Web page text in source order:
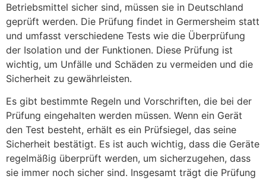
Betriebsmittel sicher sind, müssen sie in Deutschland
geprüft werden. Die Prüfung findet in Germersheim statt
und umfasst verschiedene Tests wie die Überprüfung
der Isolation und der Funktionen. Diese Prüfung ist
wichtig, um Unfälle und Schäden zu vermeiden und die
Sicherheit zu gewährleisten.
Es gibt bestimmte Regeln und Vorschriften, die bei der
Prüfung eingehalten werden müssen. Wenn ein Gerät
den Test besteht, erhält es ein Prüfsiegel, das seine
Sicherheit bestätigt. Es ist auch wichtig, dass die Geräte
regelmäßig überprüft werden, um sicherzugehen, dass
sie immer noch sicher sind. Insgesamt trägt die Prüfung